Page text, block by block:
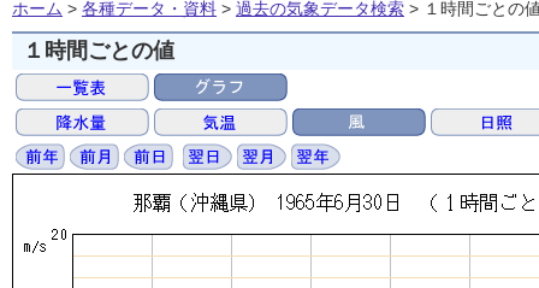
ホーム > 各種データ・資料 > 過去の気象データ検索 > １時間ごとの
１時間ごとの値